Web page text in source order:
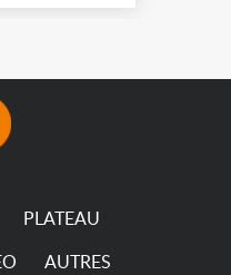
PLATEAU
AUTRES